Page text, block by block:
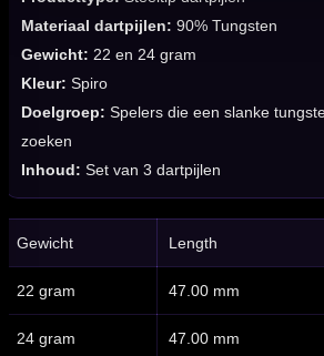
Materiaal dartpijlen: 90% Tungsten
Gewicht: 22 en 24 gram
Kleur: Spiro
Doelgroep: Spelers die een slanke
zoeken
Inhoud: Set van 3 dartpijlen
Gewicht Length
22 gram 47.00 mm
24 gram 47.00 mm